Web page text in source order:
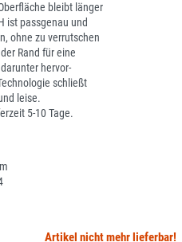
bleibt länger
ist passgenau und
ohne zu verrutschen
Rand für eine
hervor-
schließt
leise.
5-10 Tage.
Artikel nicht mehr lieferbar!